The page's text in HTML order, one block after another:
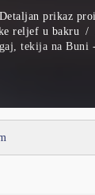
Detaljan prikaz
reljef u bakru
tekija na Buni